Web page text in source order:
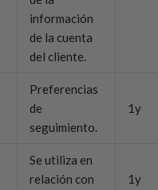
información
de la cuenta
del cliente.
Preferencias
de
seguimiento.
1y
Se utiliza en
relación con
1y